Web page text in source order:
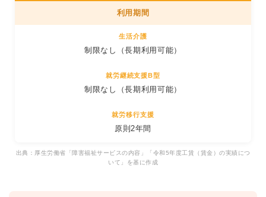
利用期間
制限なし（長期利用可能）
制限なし（長期利用可能）
原則2年間
出典：厚生労働省「障害福祉サービスの内容」「令和5年度工賃（賃金）の実績につ
いて」を基に作成